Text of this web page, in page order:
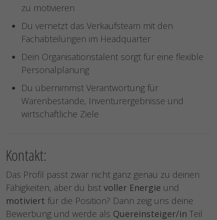
zu motivieren
Du vernetzt das Verkaufsteam mit den
Fachabteilungen im Headquarter
Dein Organisationstalent sorgt für eine flexible
Personalplanung
Du übernimmst Verantwortung für
Warenbestände, Inventurergebnisse und
wirtschaftliche Ziele
Kontakt:
Das Profil passt zwar nicht ganz genau zu deinen
Fähigkeiten, aber du bist voller Energie und
motiviert für die Position? Dann zeig uns deine
Bewerbung und werde als Quereinsteiger/in Teil